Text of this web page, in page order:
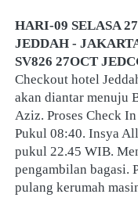
HARI-09 SELASA
JEDDAH -
SV826 27OCT
Checkout hotel
akan diantar menuju
Aziz. Proses Check
Pukul 08:40. Insya
pukul 22.45 WIB.
pengambilan bagasi.
pulang kerumah